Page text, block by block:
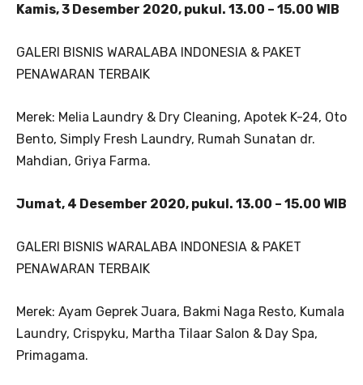
Kamis, 3 Desember 2020, pukul. 13.00 – 15.00 WIB
GALERI BISNIS WARALABA INDONESIA & PAKET
PENAWARAN TERBAIK
Merek: Melia Laundry & Dry Cleaning, Apotek K-24, Oto
Bento, Simply Fresh Laundry, Rumah Sunatan dr.
Mahdian, Griya Farma.
Jumat, 4 Desember 2020, pukul. 13.00 – 15.00 WIB
GALERI BISNIS WARALABA INDONESIA & PAKET
PENAWARAN TERBAIK
Merek: Ayam Geprek Juara, Bakmi Naga Resto, Kumala
Laundry, Crispyku, Martha Tilaar Salon & Day Spa,
Primagama.